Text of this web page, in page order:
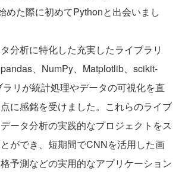
めた際に初めてPythonと出会いまし
分析に特化した充実したライブラリ
、NumPy、Matplotlib、scikit-
リが統計処理やデータの可視化を直
に感銘を受けました。これらのライブ
ータ分析の実践的なプロジェクトをス
ができ、短期間でCNNを活用した画
予測などの実用的なアプリケーション